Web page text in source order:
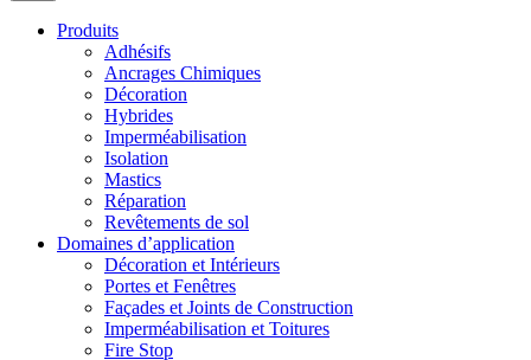
Produits
Adhésifs
Ancrages Chimiques
Décoration
Hybrides
Imperméabilisation
Isolation
Mastics
Réparation
Revêtements de sol
Domaines d’application
Décoration et Intérieurs
Portes et Fenêtres
Façades et Joints de Construction
Imperméabilisation et Toitures
Fire Stop